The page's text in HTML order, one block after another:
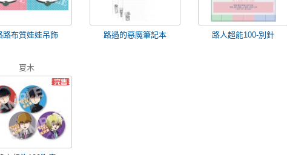
路布質娃娃吊飾 路過的惡魔筆記本 路人超能100-別針
夏木